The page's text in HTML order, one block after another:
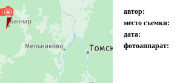
автор:
место съемки:
дата:
фотоаппарат: